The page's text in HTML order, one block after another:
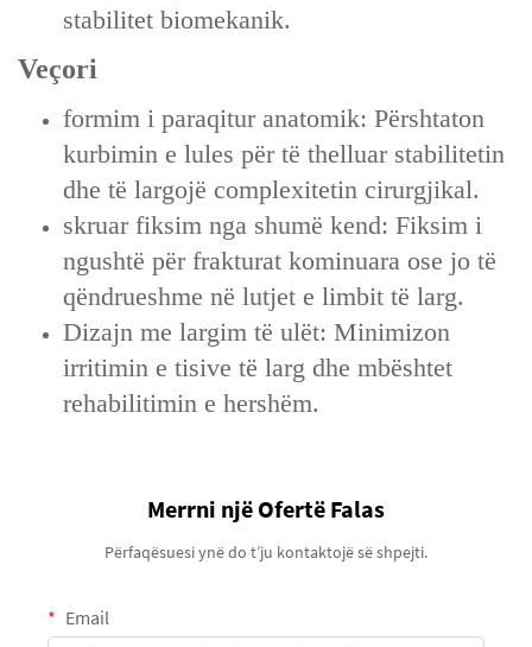
stabilitet biomekanik.
Veçori
formim i paraqitur anatomik: Përshtaton
kurbimin e lules për të thelluar stabilitetin
dhe të largojë complexitetin cirurgjikal.
skruar fiksim nga shumë kend: Fiksim i
ngushtë për frakturat kominuara ose jo të
qëndrueshme në lutjet e limbit të larg.
Dizajn me largim të ulët: Minimizon
irritimin e tisive të larg dhe mbështet
rehabilitimin e hershëm.
Merrni një Ofertë Falas
Përfaqësuesi ynë do t’ju kontaktojë së shpejti.
Email